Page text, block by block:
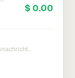
$ 0.00